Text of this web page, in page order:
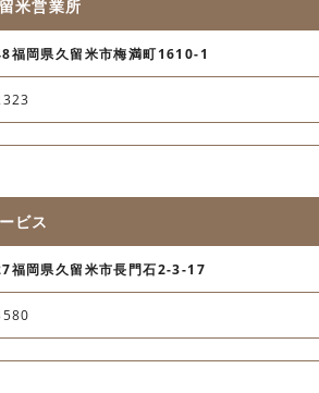
米営業所
福岡県久留米市梅満町1610-1
ビス
福岡県久留米市長門石2-3-17